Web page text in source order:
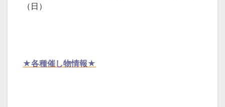
（日）
★各種催し物情報★